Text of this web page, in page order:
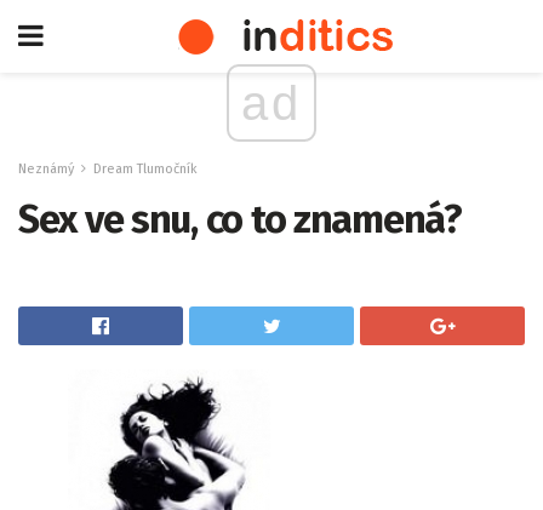
ad
Neznámý Dream Tlumočník
Sex ve snu, co to znamená?